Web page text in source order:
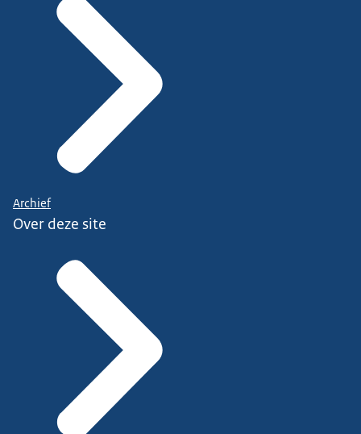
Archief
Over deze site